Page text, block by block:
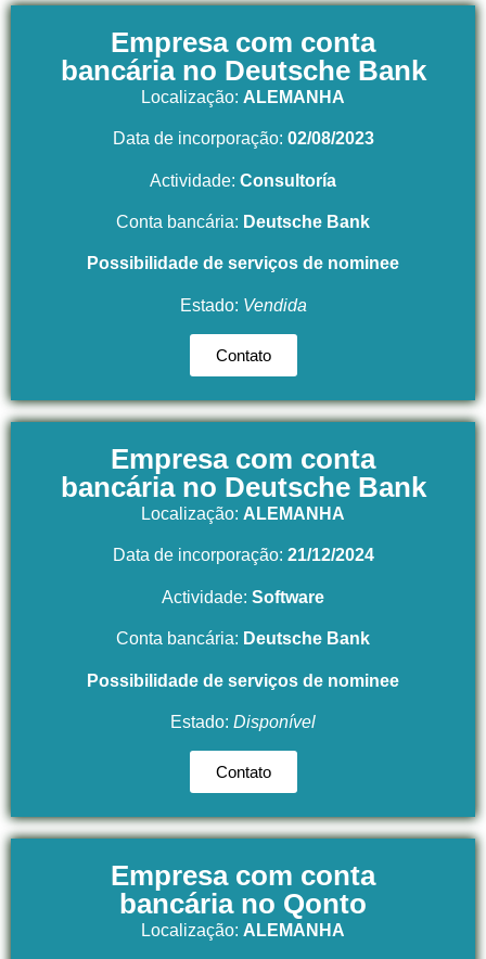
Empresa com conta
bancária no Deutsche Bank
Localização: ALEMANHA
Data de incorporação: 02/08/2023
Actividade: Consultoría
Conta bancária: Deutsche Bank
Possibilidade de serviços de nominee
Estado: Vendida
Contato
Empresa com conta
bancária no Deutsche Bank
Localização: ALEMANHA
Data de incorporação: 21/12/2024
Actividade: Software
Conta bancária: Deutsche Bank
Possibilidade de serviços de nominee
Estado: Disponível
Contato
Empresa com conta
bancária no Qonto
Localização: ALEMANHA